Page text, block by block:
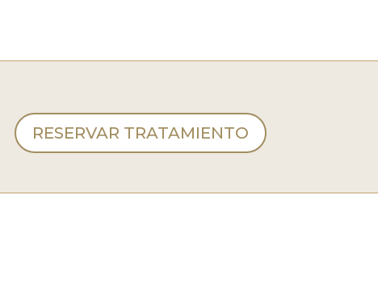
RESERVAR TRATAMIENTO